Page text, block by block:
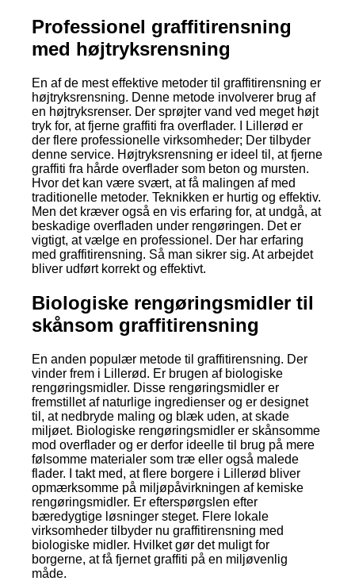
Professionel graffitirensning
med højtryksrensning
En af de mest effektive metoder til graffitirensning er
højtryksrensning. Denne metode involverer brug af
en højtryksrenser. Der sprøjter vand ved meget højt
tryk for, at fjerne graffiti fra overflader. I Lillerød er
der flere professionelle virksomheder; Der tilbyder
denne service. Højtryksrensning er ideel til, at fjerne
graffiti fra hårde overflader som beton og mursten.
Hvor det kan være svært, at få malingen af med
traditionelle metoder. Teknikken er hurtig og effektiv.
Men det kræver også en vis erfaring for, at undgå, at
beskadige overfladen under rengøringen. Det er
vigtigt, at vælge en professionel. Der har erfaring
med graffitirensning. Så man sikrer sig. At arbejdet
bliver udført korrekt og effektivt.
Biologiske rengøringsmidler til
skånsom graffitirensning
En anden populær metode til graffitirensning. Der
vinder frem i Lillerød. Er brugen af biologiske
rengøringsmidler. Disse rengøringsmidler er
fremstillet af naturlige ingredienser og er designet
til, at nedbryde maling og blæk uden, at skade
miljøet. Biologiske rengøringsmidler er skånsomme
mod overflader og er derfor ideelle til brug på mere
følsomme materialer som træ eller også malede
flader. I takt med, at flere borgere i Lillerød bliver
opmærksomme på miljøpåvirkningen af kemiske
rengøringsmidler. Er efterspørgslen efter
bæredygtige løsninger steget. Flere lokale
virksomheder tilbyder nu graffitirensning med
biologiske midler. Hvilket gør det muligt for
borgerne, at få fjernet graffiti på en miljøvenlig
måde.